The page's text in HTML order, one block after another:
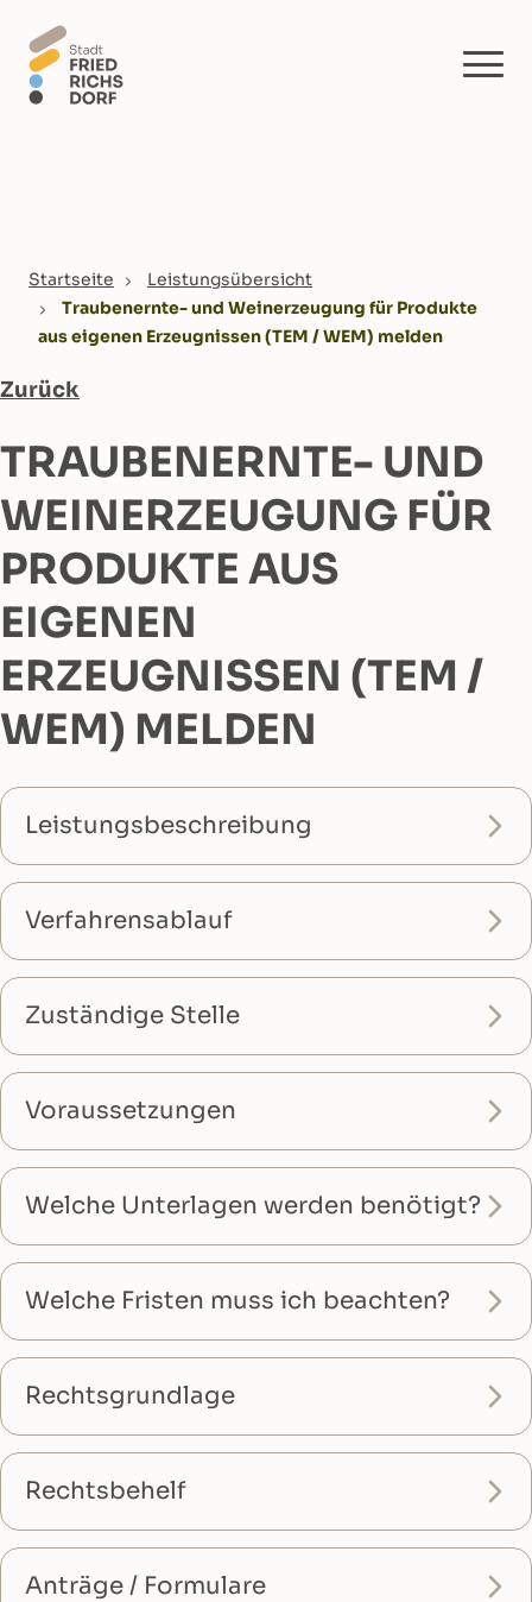
You are here:
Startseite
Leistungsübersicht
Traubenernte- und Weinerzeugung für Produkte
aus eigenen Erzeugnissen (TEM / WEM) melden
Zurück
TRAUBENERNTE- UND
WEINERZEUGUNG FÜR
PRODUKTE AUS
EIGENEN
ERZEUGNISSEN (TEM /
WEM) MELDEN
Leistungsbeschreibung
Verfahrensablauf
Zuständige Stelle
Voraussetzungen
Welche Unterlagen werden benötigt?
Welche Fristen muss ich beachten?
Rechtsgrundlage
Rechtsbehelf
Anträge / Formulare